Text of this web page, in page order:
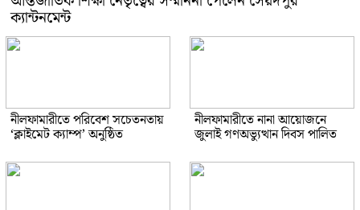
ক্যান্টনমেন্ট
নীলফামারীতে পরিবেশ সচেতনতায়
‘ক্লাইমেট ক্যাম্প’ অনুষ্ঠিত
নীলফামারীতে নানা আয়োজনে
জুলাই গণঅভ্যুত্থান দিবস পালিত